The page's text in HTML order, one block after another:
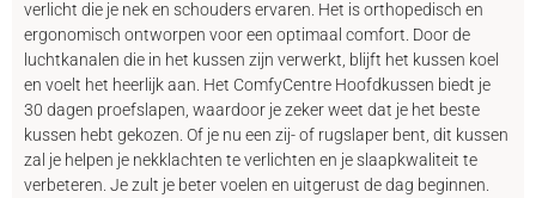
verlicht die je nek en schouders ervaren. Het is orthopedisch en
ergonomisch ontworpen voor een optimaal comfort. Door de
luchtkanalen die in het kussen zijn verwerkt, blijft het kussen koel
en voelt het heerlijk aan. Het ComfyCentre Hoofdkussen biedt je
30 dagen proefslapen, waardoor je zeker weet dat je het beste
kussen hebt gekozen. Of je nu een zij- of rugslaper bent, dit kussen
zal je helpen je nekklachten te verlichten en je slaapkwaliteit te
verbeteren. Je zult je beter voelen en uitgerust de dag beginnen.